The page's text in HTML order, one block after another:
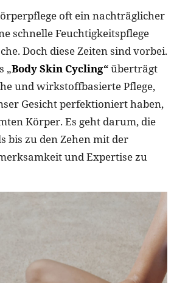
oft ein nachträglicher
schnelle Feuchtigkeitspflege
Doch diese Zeiten sind vorbei.
„Body Skin Cycling“überträgt
und wirkstoffbasierte Pflege,
Gesicht perfektioniert haben,
Körper. Es geht darum, die
bis zu den Zehen mit der
und Expertise zu